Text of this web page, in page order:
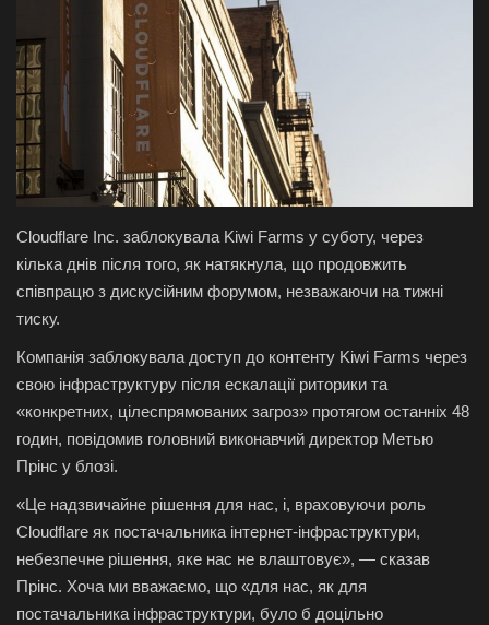
Галерея
Політика
Економіка
Технології
Спорт
Авто
Відео
English Ukraine
Cloudflare Inc. заблокувала Kiwi Farms у суботу, через
кілька днів після того, як натякнула, що продовжить
співпрацю з дискусійним форумом, незважаючи на тижні
тиску.
Компанія заблокувала доступ до контенту Kiwi Farms через
свою інфраструктуру після ескалації риторики та
«конкретних, цілеспрямованих загроз» протягом останніх 48
годин, повідомив головний виконавчий директор Метью
Прінс у блозі.
«Це надзвичайне рішення для нас, і, враховуючи роль
Cloudflare як постачальника інтернет-інфраструктури,
небезпечне рішення, яке нас не влаштовує», — сказав
Прінс. Хоча ми вважаємо, що «для нас, як для
постачальника інфраструктури, було б доцільно